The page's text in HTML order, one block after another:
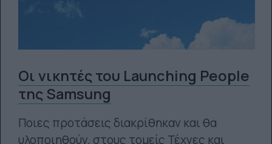
Οι νικητές του Launching People
της Samsung
Ποιες προτάσεις διακρίθηκαν και θα
υλοποιηθούν, στους τομείς Τέχνες και